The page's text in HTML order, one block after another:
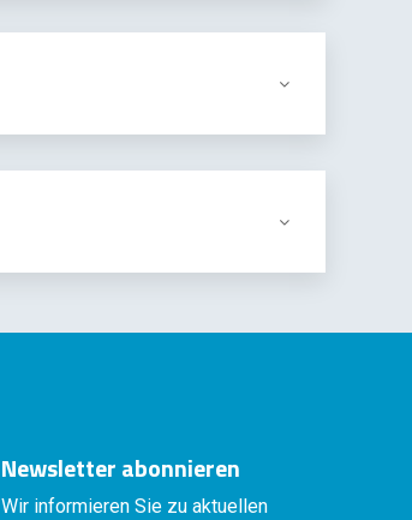
Newsletter abonnieren
Wir informieren Sie zu aktuellen